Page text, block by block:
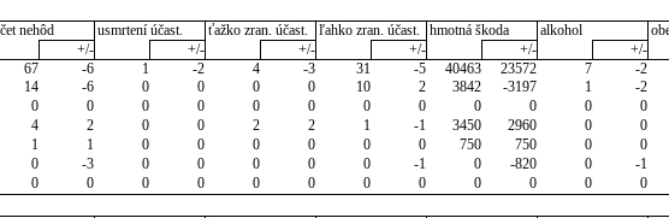
nehôd usmrtení účast. ťažko zran. účast. ľahko zran. účast. hmotná škoda alkohol
+/-
+/- +/- +/- +/- +/-
67 -6 1 -2 4 -3 31 -5 40463 23572 7 -2
14 -6 0 0 0 0 10 2 3842 -3197 1 -2
0 0 0 0 0 0 0 0 0 0 0 0
4 2 0 0 2 2 1 -1 3450 2960 0 0
1 1 0 0 0 0 0 0 750 750 0 0
0 -3 0 0 0 0 0 -1 0 -820 0 -1
0 0 0 0 0 0 0 0 0 0 0 0